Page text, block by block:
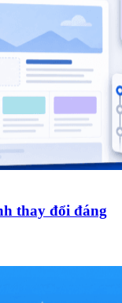
thay đổi đáng